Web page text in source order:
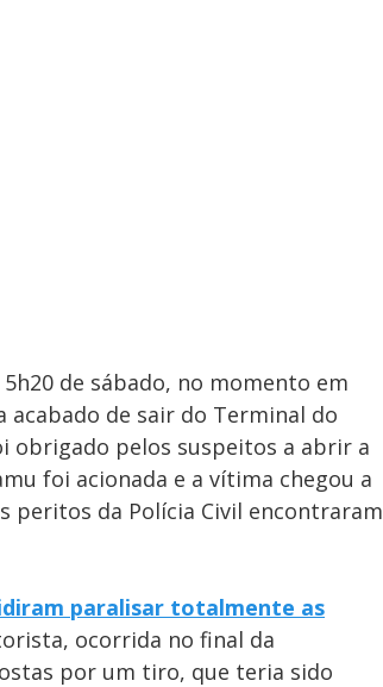
de sábado, no momento em
acabado de sair do Terminal do
obrigado pelos suspeitos a abrir a
foi acionada e a vítima chegou a
peritos da Polícia Civil encontraram
paralisar totalmente as
ocorrida no final da
por um tiro, que teria sido